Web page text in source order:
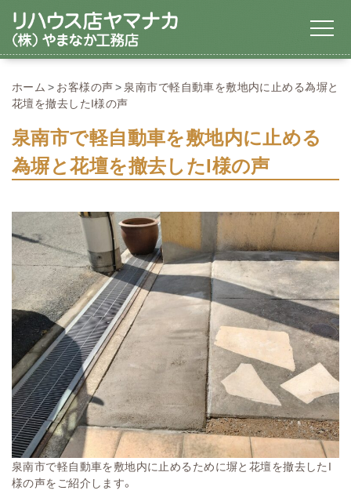
ホーム お客様の声
泉南市で軽自動車を敷地内に止める為塀と
花壇を撤去したI様の声
泉南市で軽自動車を敷地内に止める
為塀と花壇を撤去したI様の声
泉南市で軽自動車を敷地内に止めるために塀と花壇を撤去したI
様の声をご紹介します。